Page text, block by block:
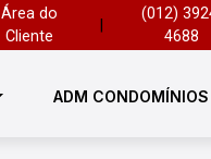
Área do
Cliente
(012)
4688
ADM CONDOMÍNIOS